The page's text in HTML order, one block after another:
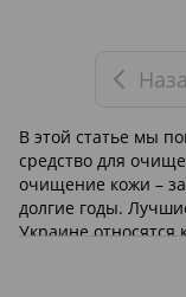
В этой статье мы
средство для
очищение кожи –
долгие годы.
Украине относятся
косметической
выпускаются